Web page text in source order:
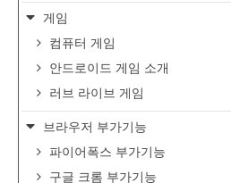
게임
컴퓨터 게임
안드로이드 게임 소개
러브 라이브 게임
브라우저 부가기능
파이어폭스 부가기능
구글 크롬 부가기능